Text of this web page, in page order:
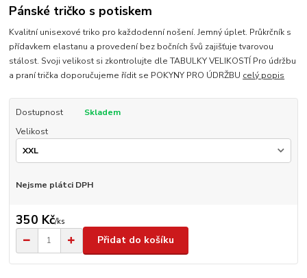
Pánské tričko s potiskem
Kvalitní unisexové triko pro každodenní nošení. Jemný úplet. Průkrčník s
přídavkem elastanu a provedení bez bočních švů zajišťuje tvarovou
stálost. Svoji velikost si zkontrolujte dle TABULKY VELIKOSTÍ Pro údržbu
a praní trička doporučujeme řídit se POKYNY PRO ÚDRŽBU celý popis
Dostupnost
Skladem
Velikost
Nejsme plátci DPH
350 Kč/ks
Přidat do košíku